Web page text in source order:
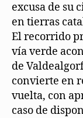
excusa de su
en tierras
El recorrido
vía verde
de
convierte en
vuelta, con
caso de